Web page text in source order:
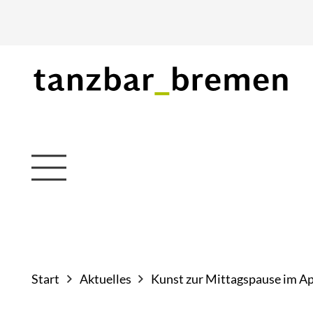
Start Aktuelles Kunst zur Mittagspause im